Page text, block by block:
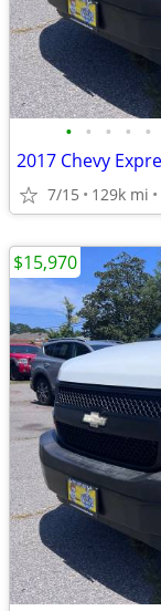
• • • • •
7/15 129k mi
$15,970